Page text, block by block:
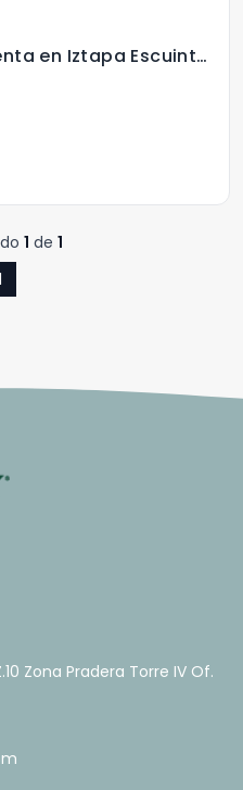
Casa con piscina en venta en Iztapa Escuintla
1 de 1
Zona Pradera Torre IV Of.